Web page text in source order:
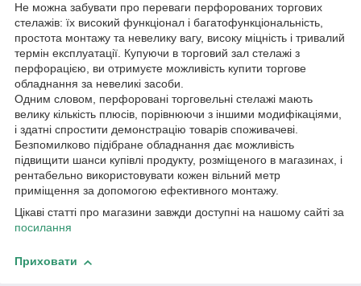
Не можна забувати про переваги перфорованих торгових
стелажів: їх високий функціонал і багатофункціональність,
простота монтажу та невелику вагу, високу міцність і тривалий
термін експлуатації. Купуючи в торговий зал стелажі з
перфорацією, ви отримуєте можливість купити торгове
обладнання за невеликі засоби.
Одним словом, перфоровані торговельні стелажі мають
велику кількість плюсів, порівнюючи з іншими модифікаціями,
і здатні спростити демонстрацію товарів споживачеві.
Безпомилково підібране обладнання дає можливість
підвищити шанси купівлі продукту, розміщеного в магазинах, і
рентабельно використовувати кожен вільний метр
приміщення за допомогою ефективного монтажу.
Цікаві статті про магазини завжди доступні на нашому сайті за
посилання
Приховати